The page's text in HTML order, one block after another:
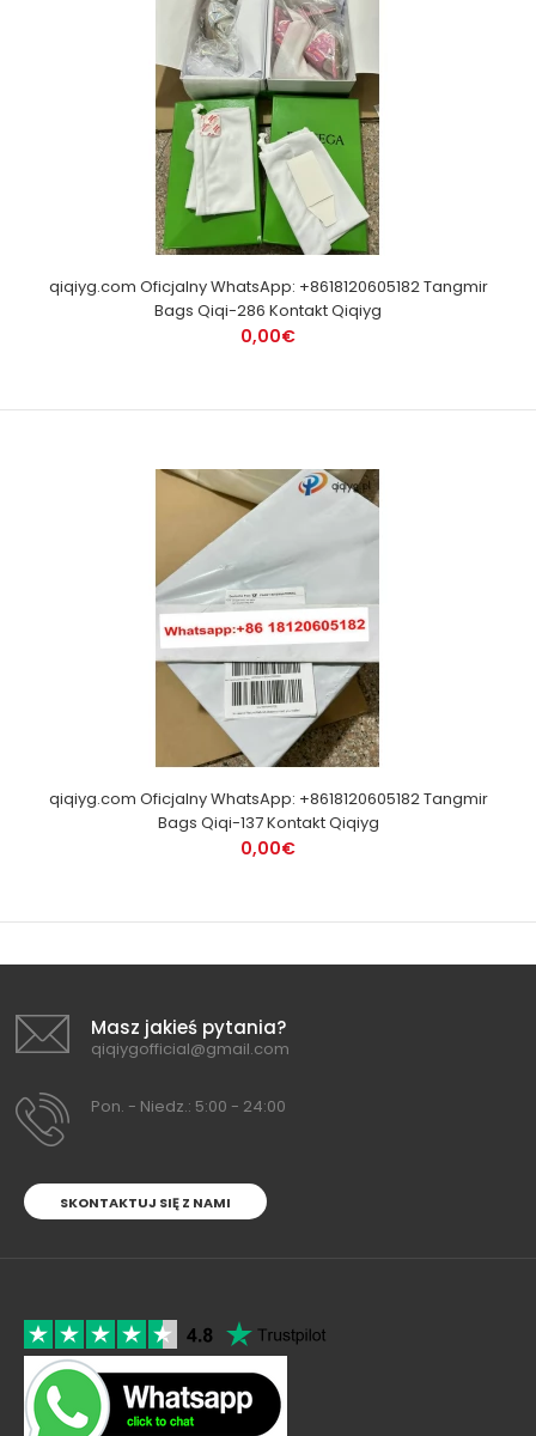
qiqiyg.com Oficjalny WhatsApp: +8618120605182 Tangmir
Bags Qiqi-286 Kontakt Qiqiyg
0,00€
qiqiyg.com Oficjalny WhatsApp: +8618120605182 Tangmir
Bags Qiqi-137 Kontakt Qiqiyg
0,00€
Masz jakieś pytania?
qiqiygofficial@gmail.com
Pon. - Niedz.: 5:00 - 24:00
SKONTAKTUJ SIĘ Z NAMI